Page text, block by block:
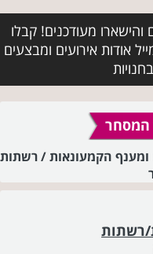
והישארו מעודכנים! קבלו
אודות אירועים ומבצעים
המסחר
ומענף הקמעונאות / רשתות
רשתות